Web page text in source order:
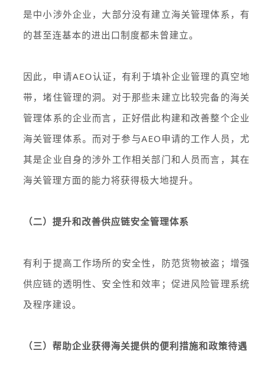
是中小涉外企业，大部分没有建立海关管理体系，有
的甚至连基本的进出口制度都未曾建立。
因此，申请AEO认证，有利于填补企业管理的真空地
带，堵住管理的洞。对于那些未建立比较完备的海关
管理体系的企业而言，正好借此构建和改善整个企业
海关管理体系。而对于参与AEO申请的工作人员，尤
其是企业自身的涉外工作相关部门和人员而言，其在
海关管理方面的能力将获得极大地提升。
（二）提升和改善供应链安全管理体系
有利于提高工作场所的安全性，防范货物被盗；增强
供应链的透明性、安全性和效率；促进风险管理系统
及程序建设。
（三）帮助企业获得海关提供的便利措施和政策待遇